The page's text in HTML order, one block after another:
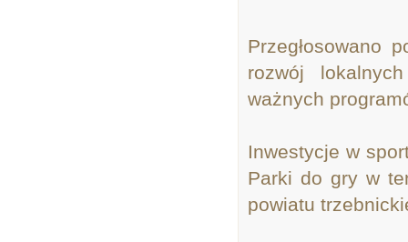
Przegłosowano
rozwój
ważnych
Inwestycje w
Parki do gry w
powiatu